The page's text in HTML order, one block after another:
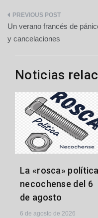
Navegación
de
entradas
Un verano francés de
y cancelaciones
Noticias
La «rosca» política
necochense del 6
de agosto
6 de agosto de 2026